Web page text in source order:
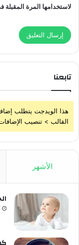
لاستخدامها المرة المقبلة
تابعنا
هذا الويدجت يتطلب
القالب > تنصيب
الأشهر